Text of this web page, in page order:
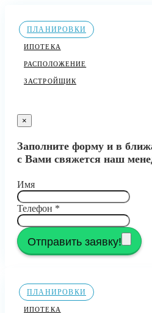
ПЛАНИРОВКИ
ИПОТЕКА
РАСПОЛОЖЕНИЕ
ЗАСТРОЙЩИК
×
Заполните форму и в
с Вами свяжется наш
Имя
Телефон *
Отправить заявку!
ПЛАНИРОВКИ
ИПОТЕКА